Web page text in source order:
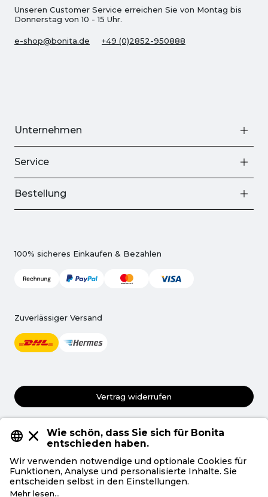
Unseren Customer Service erreichen Sie von Montag bis
Donnerstag von 10 - 15 Uhr.
e-shop@bonita.de +49 (0)2852-950888
Unternehmen
Service
Bestellung
100% sicheres Einkaufen & Bezahlen
Zuverlässiger Versand
Vertrag widerrufen
AGB